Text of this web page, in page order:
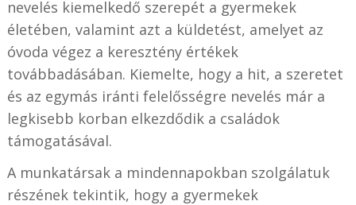
nevelés kiemelkedő szerepét a gyermekek
életében, valamint azt a küldetést, amelyet az
óvoda végez a keresztény értékek
továbbadásában. Kiemelte, hogy a hit, a szeretet
és az egymás iránti felelősségre nevelés már a
legkisebb korban elkezdődik a családok
támogatásával.
A munkatársak a mindennapokban szolgálatuk
részének tekintik, hogy a gyermekek